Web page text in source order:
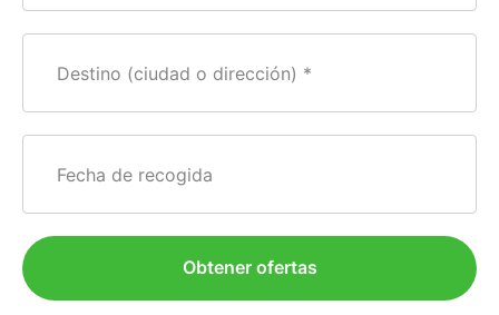
Destino (ciudad o dirección)
Fecha de recogida
Obtener ofertas